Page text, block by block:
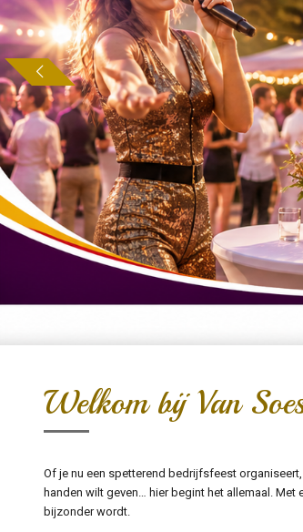
Welkom bij Van
Of je nu een spetterend bedrijfsfeest
handen wilt geven… hier begint het allemaal.
bijzonder wordt.